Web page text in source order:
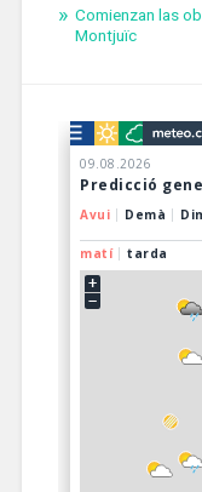
Comienzan las
Montjuïc